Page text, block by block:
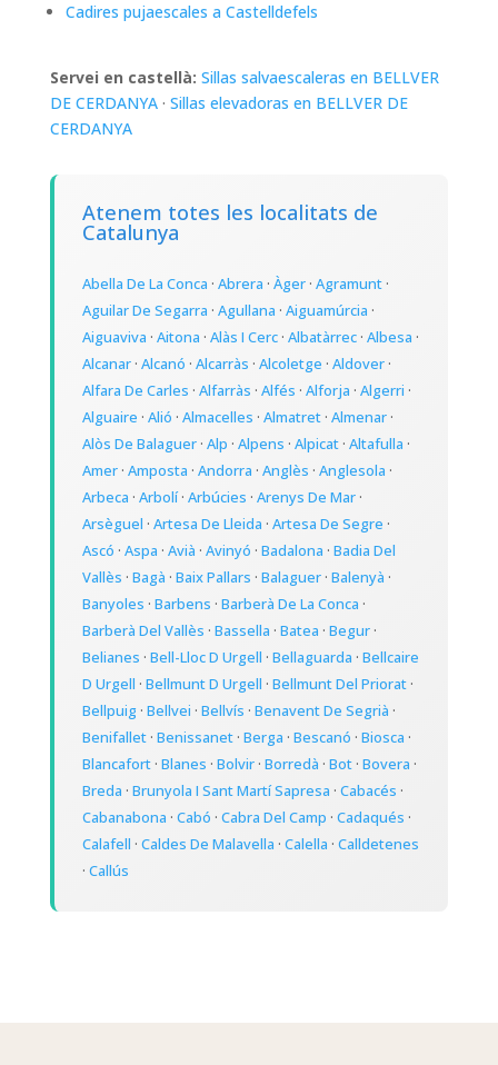
Cadires pujaescales a Castelldefels
Servei en castellà: Sillas salvaescaleras en BELLVER
DE CERDANYA· Sillas elevadoras en BELLVER DE
CERDANYA
Atenem totes les localitats de
Catalunya
Abella De La Conca · Abrera · Àger· Agramunt·
Aguilar De Segarra · Agullana · Aiguamúrcia ·
Aiguaviva · Aitona · Alàs I Cerc· Albatàrrec· Albesa ·
Alcanar· Alcanó · Alcarràs · Alcoletge · Aldover·
Alfara De Carles · Alfarràs · Alfés · Alforja · Algerri ·
Alguaire · Alió · Almacelles · Almatret· Almenar·
Alòs De Balaguer· Alp · Alpens · Alpicat· Altafulla ·
Amer· Amposta · Andorra · Anglès · Anglesola ·
Arbeca · Arbolí· Arbúcies · Arenys De Mar·
Arsèguel · Artesa De Lleida · Artesa De Segre ·
Ascó · Aspa · Avià · Avinyó · Badalona · Badia Del
Vallès · Bagà · Baix Pallars · Balaguer· Balenyà ·
Banyoles · Barbens · Barberà De La Conca ·
Barberà Del Vallès · Bassella · Batea · Begur·
Belianes · Bell-Lloc D Urgell · Bellaguarda · Bellcaire
D Urgell · Bellmunt D Urgell · Bellmunt Del Priorat·
Bellpuig· Bellvei · Bellvís · Benavent De Segrià ·
Benifallet· Benissanet· Berga · Bescanó · Biosca ·
Blancafort· Blanes · Bolvir· Borredà · Bot· Bovera ·
Breda · Brunyola I Sant Martí Sapresa · Cabacés ·
Cabanabona · Cabó · Cabra Del Camp · Cadaqués ·
Calafell · Caldes De Malavella · Calella · Calldetenes
· Callús